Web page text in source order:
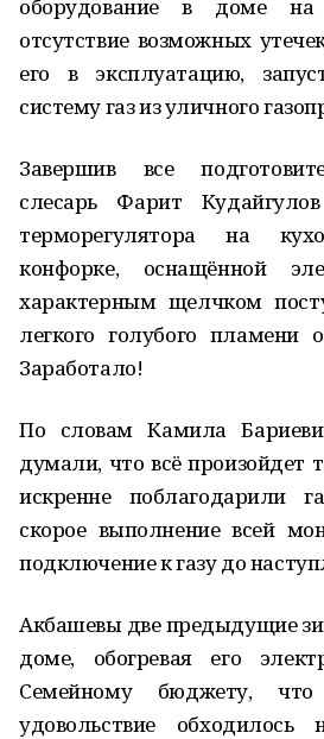
оборудование в доме на
отсутствие возможных
его в эксплуатацию,
систему газ из уличного
Завершив все
слесарь Фарит
терморегулятора на
конфорке, оснащённой
характерным щелчком
легкого голубого пламени
Заработало!
По словам Камила
думали, что всё произойдет
искренне поблагодарили
скорое выполнение всей
подключение к газу до
Акбашевы две предыдущие
доме, обогревая его
Семейному бюджету, что
удовольствие обходилось